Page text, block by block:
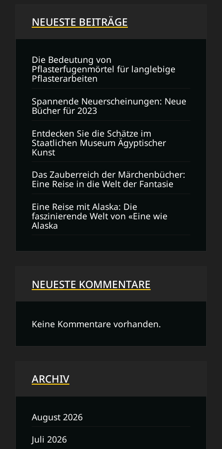
NEUESTE BEITRÄGE
Die Bedeutung von
Pflasterfugenmörtel für langlebige
Pflasterarbeiten
Spannende Neuerscheinungen: Neue
Bücher für 2023
Entdecken Sie die Schätze im
Staatlichen Museum Ägyptischer
Kunst
Das Zauberreich der Märchenbücher:
Eine Reise in die Welt der Fantasie
Eine Reise mit Alaska: Die
faszinierende Welt von «Eine wie
Alaska
NEUESTE KOMMENTARE
Keine Kommentare vorhanden.
ARCHIV
August 2026
Juli 2026